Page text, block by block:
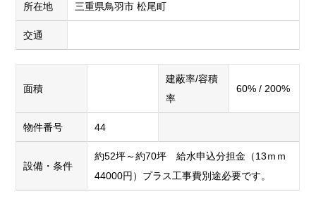
所在地 三重県鳥羽市 松尾町
交通
面積
建蔽率/容積
率
60% / 200%
物件番号 44
設備・条件
約52坪～約70坪 給水申込分担金（13ｍｍ
44000円）プラス工事費別途必要です。